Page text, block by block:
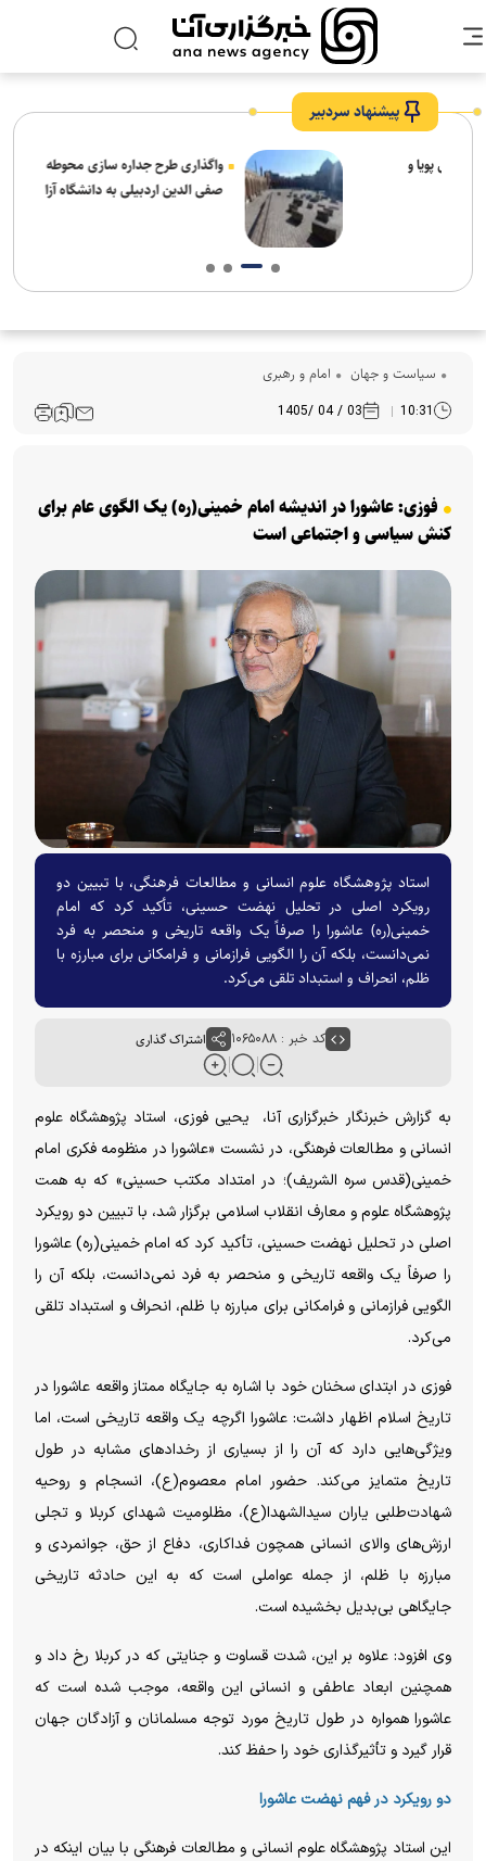
پیشنهاد سردبیر
واگذاری طرح جداره سازی محوطه شهیدگاه شیخ
صفی الدین اردبیلی به دانشگاه آزاد مشکین شهر
سیاست و جهان امام و رهبری
10:31
03 / 04 /1405
فوزی: عاشورا در اندیشه امام خمینی(ره) یک الگوی عام برای
کنش سیاسی و اجتماعی است
استاد پژوهشگاه علوم انسانی و مطالعات فرهنگی، با تبیین دو
رویکرد اصلی در تحلیل نهضت حسینی، تأکید کرد که امام
خمینی(ره) عاشورا را صرفاً یک واقعه تاریخی و منحصر به فرد
نمی‌دانست، بلکه آن را الگویی فرازمانی و فرامکانی برای مبارزه با
ظلم، انحراف و استبداد تلقی می‌کرد.
کد خبر : ۱۰۶۵۰۸۸ اشتراک گذاری
به گزارش خبرنگار خبرگزاری آنا، یحیی فوزی، استاد پژوهشگاه علوم
انسانی و مطالعات فرهنگی، در نشست «عاشورا در منظومه فکری امام
خمینی(قدس سره الشریف)؛ در امتداد مکتب حسینی» که به همت
پژوهشگاه علوم و معارف انقلاب اسلامی برگزار شد، با تبیین دو رویکرد
اصلی در تحلیل نهضت حسینی، تأکید کرد که امام خمینی(ره) عاشورا
را صرفاً یک واقعه تاریخی و منحصر به فرد نمی‌دانست، بلکه آن را
الگویی فرازمانی و فرامکانی برای مبارزه با ظلم، انحراف و استبداد تلقی
می‌کرد.
فوزی در ابتدای سخنان خود با اشاره به جایگاه ممتاز واقعه عاشورا در
تاریخ اسلام اظهار داشت: عاشورا اگرچه یک واقعه تاریخی است، اما
ویژگی‌هایی دارد که آن را از بسیاری از رخدادهای مشابه در طول
تاریخ متمایز می‌کند. حضور امام معصوم(ع)، انسجام و روحیه
شهادت‌طلبی یاران سیدالشهدا(ع)، مظلومیت شهدای کربلا و تجلی
ارزش‌های والای انسانی همچون فداکاری، دفاع از حق، جوانمردی و
مبارزه با ظلم، از جمله عواملی است که به این حادثه تاریخی
جایگاهی بی‌بدیل بخشیده است.
وی افزود: علاوه بر این، شدت قساوت و جنایتی که در کربلا رخ داد و
همچنین ابعاد عاطفی و انسانی این واقعه، موجب شده است که
عاشورا همواره در طول تاریخ مورد توجه مسلمانان و آزادگان جهان
قرار گیرد و تأثیرگذاری خود را حفظ کند.
دو رویکرد در فهم نهضت عاشورا
این استاد پژوهشگاه علوم انسانی و مطالعات فرهنگی با بیان اینکه در